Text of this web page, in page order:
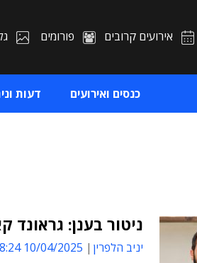
אירועים קרובים פורומים
כנסים ואירועים דעות
ניטור בענן: גראונד קאבר
יניב הלפרין 10/04/2025 18:24